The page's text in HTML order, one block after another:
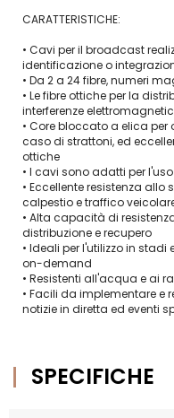
CARATTERISTICHE:
• Cavi per il broadcast
identificazione o
• Da 2 a 24 fibre, numeri
• Le fibre ottiche per la
interferenze
• Core bloccato a elica per
caso di strattoni, ed
ottiche
• I cavi sono adatti per
• Eccellente resistenza
calpestio e traffico
• Alta capacità di
distribuzione e recupero
• Ideali per l'utilizzo in
on-demand
• Resistenti all'acqua e ai
• Facili da implementare e
notizie in diretta ed eventi
SPECIFICHE